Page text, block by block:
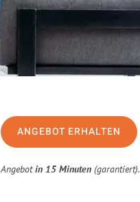
ANGEBOT ERHALTEN
Angebotin 15 Minuten (garantiert).